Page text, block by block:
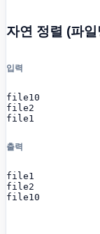
자연 정렬 (파일
입력
file10
file2
file1
출력
file1
file2
file10